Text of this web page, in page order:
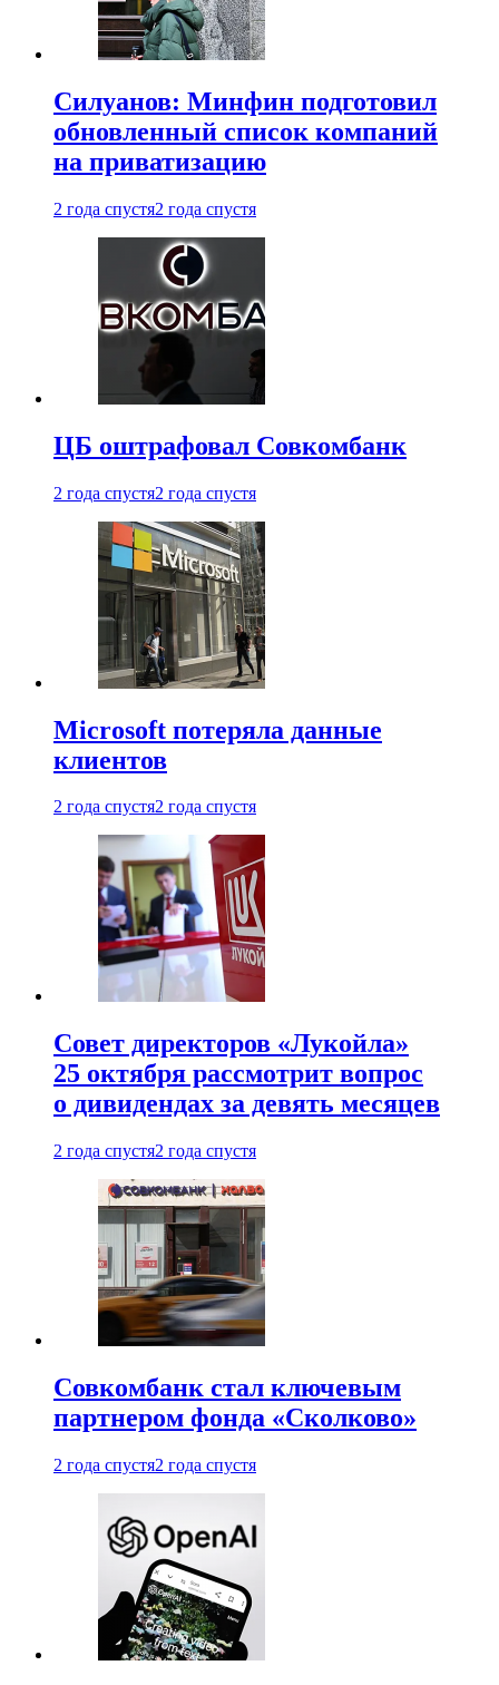
Силуанов: Минфин подготовил
обновленный список компаний
на приватизацию
2 года спустя2 года спустя
ЦБ оштрафовал Совкомбанк
2 года спустя2 года спустя
Microsoft потеряла данные
клиентов
2 года спустя2 года спустя
Совет директоров «Лукойла»
25 октября рассмотрит вопрос
о дивидендах за девять месяцев
2 года спустя2 года спустя
Совкомбанк стал ключевым
партнером фонда «Сколково»
2 года спустя2 года спустя